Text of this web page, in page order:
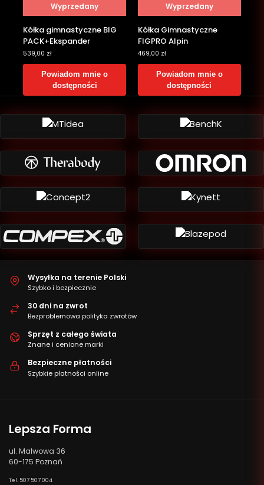
Wyprzedany
Kółka gimnastyczne BIG
PACK+Ekspander
539,00 zł
Powiadom mnie o
dostępności
Wyprzedany
Kółka Gimnastyczne
FIGPRO Alpin
469,00 zł
Powiadom mnie o
dostępności
Wysyłka na terenie Polski
Szybko i bezpiecznie
30 dni na zwrot
Bezproblemowa polityka zwrotów
Sprzęt z całego świata
Znane i cenione marki
Bezpieczne płatności
Szybkie płatności online
Lepsza Forma
ul. Malwowa 36
60-175 Poznań
Tel. 507 507 004